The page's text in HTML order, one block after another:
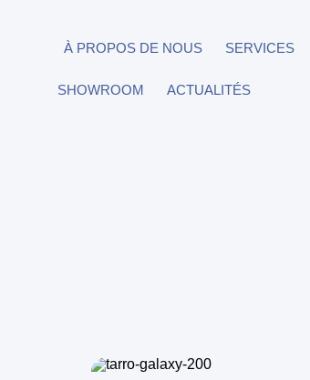
À PROPOS DE NOUS SERVICES
SHOWROOM ACTUALITÉS